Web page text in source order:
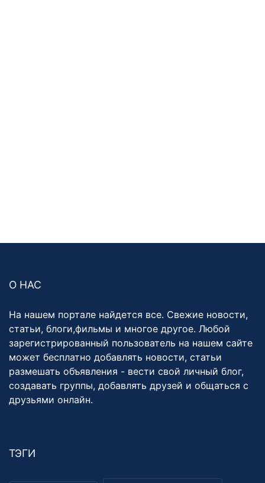
О НАС
На нашем портале найдется все. Свежие новости,
статьи, блоги,фильмы и многое другое. Любой
зарегистрированный пользователь на нашем сайте
может бесплатно добавлять новости, статьи
размешать объявления - вести свой личный блог,
создавать группы, добавлять друзей и общаться с
друзьями онлайн.
ТЭГИ